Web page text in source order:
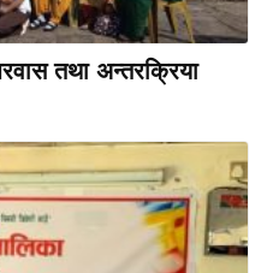
तथा अन्तरक्रिया